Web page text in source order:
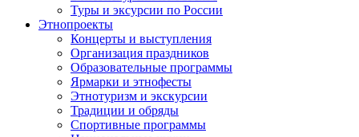
Туры и эксурсии по России
Этнопроекты
Концерты и выступления
Организация праздников
Образовательные программы
Ярмарки и этнофесты
Этнотуризм и экскурсии
Традиции и обряды
Спортивные программы